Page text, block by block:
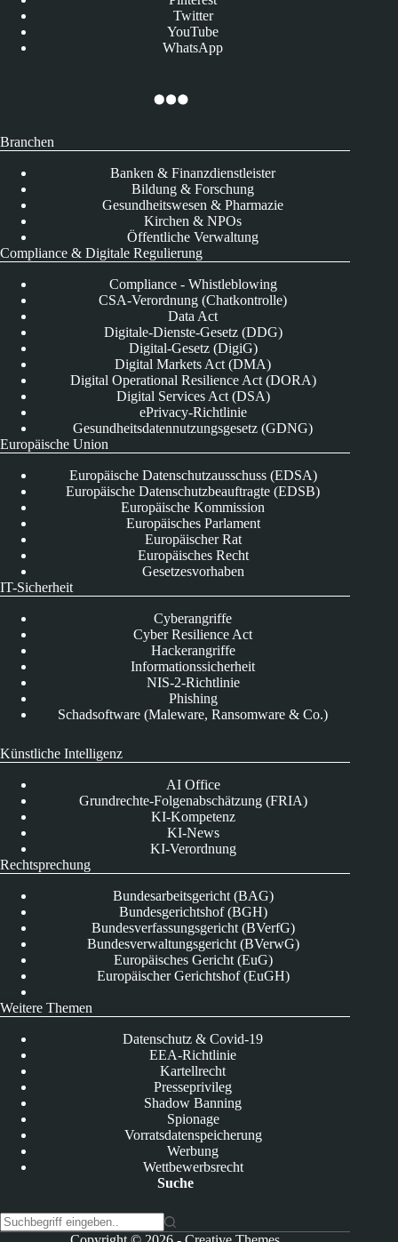
Twitter
YouTube
WhatsApp
Branchen
Banken & Finanzdienstleister
Bildung & Forschung
Gesundheitswesen & Pharmazie
Kirchen & NPOs
Öffentliche Verwaltung
Compliance & Digitale Regulierung
Compliance - Whistleblowing
CSA-Verordnung (Chatkontrolle)
Data Act
Digitale-Dienste-Gesetz (DDG)
Digital-Gesetz (DigiG)
Digital Markets Act (DMA)
Digital Operational Resilience Act (DORA)
Digital Services Act (DSA)
ePrivacy-Richtlinie
Gesundheitsdatennutzungsgesetz (GDNG)
Europäische Union
Europäische Datenschutzausschuss (EDSA)
Europäische Datenschutzbeauftragte (EDSB)
Europäische Kommission
Europäisches Parlament
Europäischer Rat
Europäisches Recht
Gesetzesvorhaben
IT-Sicherheit
Cyberangriffe
Cyber Resilience Act
Hackerangriffe
Informationssicherheit
NIS-2-Richtlinie
Phishing
Schadsoftware (Maleware, Ransomware & Co.)
Künstliche Intelligenz
AI Office
Grundrechte-Folgenabschätzung (FRIA)
KI-Kompetenz
KI-News
KI-Verordnung
Rechtsprechung
Bundesarbeitsgericht (BAG)
Bundesgerichtshof (BGH)
Bundesverfassungsgericht (BVerfG)
Bundesverwaltungsgericht (BVerwG)
Europäisches Gericht (EuG)
Europäischer Gerichtshof (EuGH)
Weitere Themen
Datenschutz & Covid-19
EEA-Richtlinie
Kartellrecht
Presseprivileg
Shadow Banning
Spionage
Vorratsdatenspeicherung
Werbung
Wettbewerbsrecht
Suche